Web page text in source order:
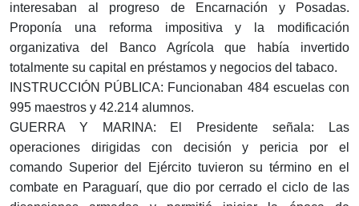
interesaban al progreso de Encarnación y Posadas.
Proponía una reforma impositiva y la modificación
organizativa del Banco Agrícola que había invertido
totalmente su capital en préstamos y negocios del tabaco.
INSTRUCCIÓN PÚBLICA: Funcionaban 484 escuelas con
995 maestros y 42.214 alumnos.
GUERRA Y MARINA: El Presidente señala: Las
operaciones dirigidas con decisión y pericia por el
comando Superior del Ejército tuvieron su término en el
combate en Paraguarí, que dio por cerrado el ciclo de las